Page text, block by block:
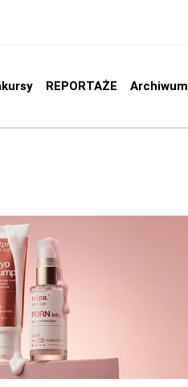
REPORTAŻE Archiwum